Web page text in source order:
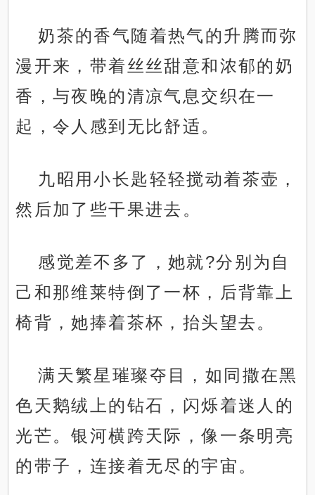
奶茶的香气随着热气的升腾而弥
漫开来，带着丝丝甜意和浓郁的奶
香，与夜晚的清凉气息交织在一
起，令人感到无比舒适。
九昭用小长匙轻轻搅动着茶壶，
然后加了些干果进去。
感觉差不多了，她就?分别为自
己和那维莱特倒了一杯，后背靠上
椅背，她捧着茶杯，抬头望去。
满天繁星璀璨夺目，如同撒在黑
色天鹅绒上的钻石，闪烁着迷人的
光芒。银河横跨天际，像一条明亮
的带子，连接着无尽的宇宙。